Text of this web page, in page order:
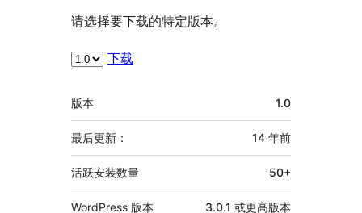
请选择要下载的特定版本。
下载
额
外
信
息
版本 1.0
最后更新： 14 年前
活跃安装数量 50+
WordPress 版本 3.0.1 或更高版本